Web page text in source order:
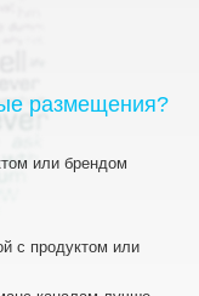
размещения?
или брендом
с продуктом или